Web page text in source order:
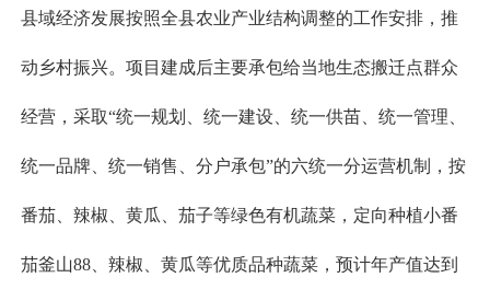
县域经济发展按照全县农业产业结构调整的工作安排，推
动乡村振兴。项目建成后主要承包给当地生态搬迁点群众
经营，采取“统一规划、统一建设、统一供苗、统一管理、
统一品牌、统一销售、分户承包”的六统一分运营机制，按
番茄、辣椒、黄瓜、茄子等绿色有机蔬菜，定向种植小番
茄釜山88、辣椒、黄瓜等优质品种蔬菜，预计年产值达到